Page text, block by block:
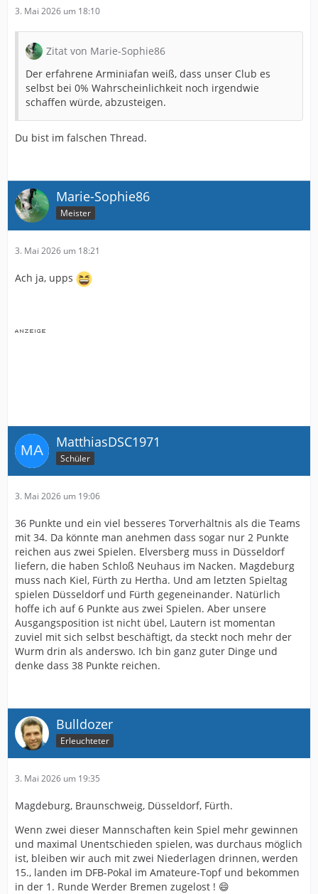
3. Mai 2026 um 18:10
Zitat von Marie-Sophie86
Der erfahrene Arminiafan weiß, dass unser Club es
selbst bei 0% Wahrscheinlichkeit noch irgendwie
schaffen würde, abzusteigen.
Du bist im falschen Thread.
Marie-Sophie86
Meister
3. Mai 2026 um 18:21
Ach ja, upps
MatthiasDSC1971
Schüler
3. Mai 2026 um 19:06
36 Punkte und ein viel besseres Torverhältnis als die Teams
mit 34. Da könnte man anehmen dass sogar nur 2 Punkte
reichen aus zwei Spielen. Elversberg muss in Düsseldorf
liefern, die haben Schloß Neuhaus im Nacken. Magdeburg
muss nach Kiel, Fürth zu Hertha. Und am letzten Spieltag
spielen Düsseldorf und Fürth gegeneinander. Natürlich
hoffe ich auf 6 Punkte aus zwei Spielen. Aber unsere
Ausgangsposition ist nicht übel, Lautern ist momentan
zuviel mit sich selbst beschäftigt, da steckt noch mehr der
Wurm drin als anderswo. Ich bin ganz guter Dinge und
denke dass 38 Punkte reichen.
Bulldozer
Erleuchteter
3. Mai 2026 um 19:35
Magdeburg, Braunschweig, Düsseldorf, Fürth.
Wenn zwei dieser Mannschaften kein Spiel mehr gewinnen
und maximal Unentschieden spielen, was durchaus möglich
ist, bleiben wir auch mit zwei Niederlagen drinnen, werden
15., landen im DFB-Pokal im Amateure-Topf und bekommen
in der 1. Runde Werder Bremen zugelost ! 😄